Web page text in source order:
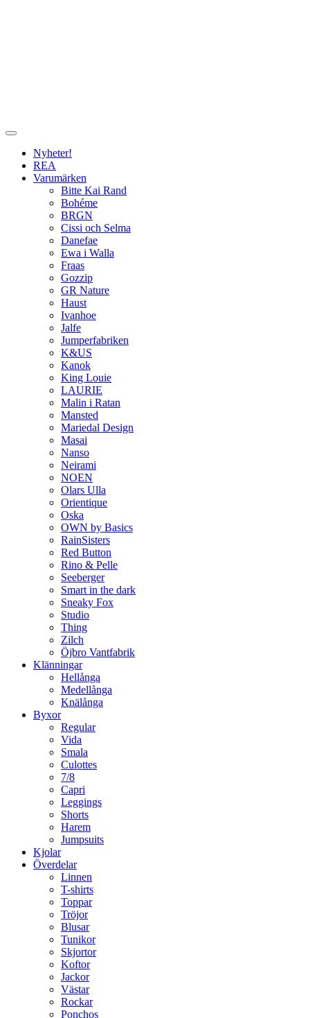
Nyheter!
REA
Varumärken
Bitte Kai Rand
Bohéme
BRGN
Cissi och Selma
Danefae
Ewa i Walla
Fraas
Gozzip
GR Nature
Haust
Ivanhoe
Jalfe
Jumperfabriken
K&US
Kanok
King Louie
LAURIE
Malin i Ratan
Mansted
Mariedal Design
Masai
Nanso
Neirami
NOEN
Olars Ulla
Orientique
Oska
OWN by Basics
RainSisters
Red Button
Rino & Pelle
Seeberger
Smart in the dark
Sneaky Fox
Studio
Thing
Zilch
Öjbro Vantfabrik
Klänningar
Hellånga
Medellånga
Knälånga
Byxor
Regular
Vida
Smala
Culottes
7/8
Capri
Leggings
Shorts
Harem
Jumpsuits
Kjolar
Överdelar
Linnen
T-shirts
Toppar
Tröjor
Blusar
Tunikor
Skjortor
Koftor
Jackor
Västar
Rockar
Ponchos